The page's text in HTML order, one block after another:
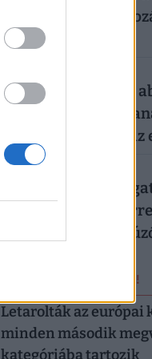
mindennapi
máris kész a baj
Komoly baj is lehet
magyarok
könnyen rámehet az
2026. augusztus 6.
Készül a
munkahelyeken:
dolgozókat, ha
ERRŐL NE MARADJ LE!
Letarolták az európai
minden második
kategóriába tartozik